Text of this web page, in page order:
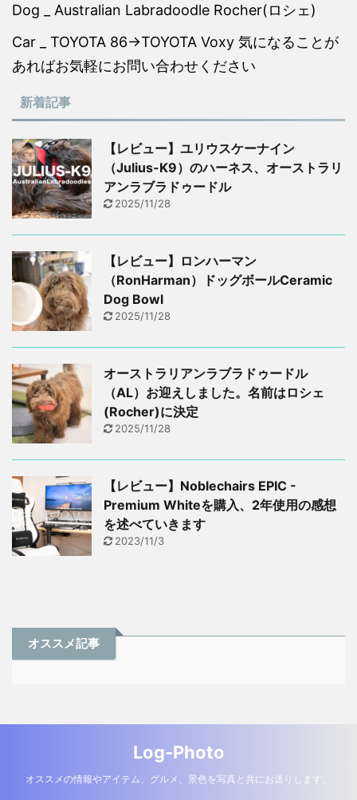
Dog _ Australian Labradoodle Rocher(ロシェ)
Car _ TOYOTA 86→TOYOTA Voxy 気になることが
あればお気軽にお問い合わせください
新着記事
【レビュー】ユリウスケーナイン
（Julius-K9）のハーネス、オーストラリ
アンラブラドゥードル
2025/11/28
【レビュー】ロンハーマン
（RonHarman）ドッグボールCeramic
Dog Bowl
2025/11/28
オーストラリアンラブラドゥードル
（AL）お迎えしました。名前はロシェ
(Rocher)に決定
2025/11/28
【レビュー】Noblechairs EPIC -
Premium Whiteを購入、2年使用の感想
を述べていきます
2023/11/3
オススメ記事
Log-Photo
オススメの情報やアイテム、グルメ、景色を写真と共にお送りします。